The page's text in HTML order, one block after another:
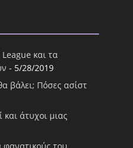
και τα
- 5/28/2019
βάλει; Πόσες ασίστ
άτυχοι μιας